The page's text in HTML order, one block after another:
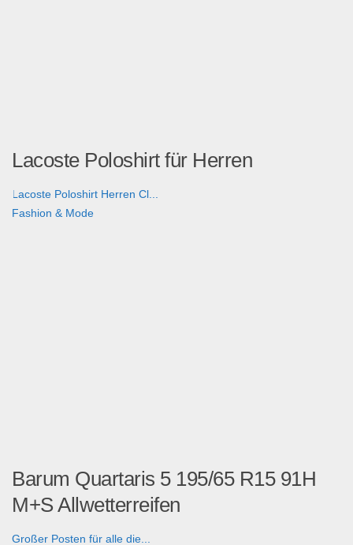
Lacoste Poloshirt für Herren
Lacoste Poloshirt Herren Cl...
Fashion & Mode
Barum Quartaris 5 195/65 R15 91H
M+S Allwetterreifen
Großer Posten für alle die...